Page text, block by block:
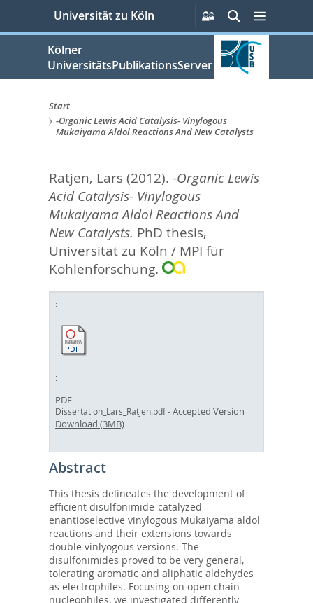
springen
Universität zu Köln
Persönliche
Services
SucheMenü
Kölner
UniversitätsPublikationsServer
Sie
hier:
Start
-Organic Lewis Acid Catalysis- Vinylogous
Mukaiyama Aldol Reactions And New Catalysts
Ratjen, Lars(2012). -Organic Lewis
Acid Catalysis- Vinylogous
Mukaiyama Aldol Reactions And
New Catalysts. PhD thesis,
Universität zu Köln / MPI für
Kohlenforschung.
PDF
Dissertation_Lars_Ratjen.pdf- Accepted Version
Download (3MB)
Abstract
This thesis delineates the development of
efficient disulfonimide-catalyzed
enantioselective vinylogous Mukaiyama aldol
reactions and their extensions towards
double vinlyogous versions. The
disulfonimides proved to be very general,
tolerating aromatic and aliphatic aldehydes
as electrophiles. Focusing on open chain
nucleophiles, we investigated differently